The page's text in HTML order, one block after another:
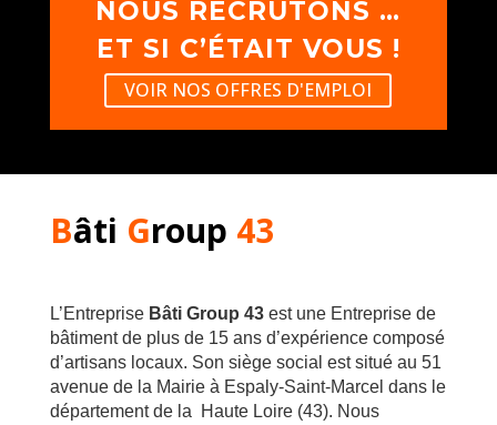
NOUS RECRUTONS …
ET SI C’ÉTAIT VOUS !
VOIR NOS OFFRES D'EMPLOI
Bâti Group 43
L’Entreprise Bâti Group 43 est une Entreprise de
bâtiment de plus de 15 ans d’expérience composé
d’artisans locaux. Son siège social est situé au 51
avenue de la Mairie à Espaly-Saint-Marcel dans le
département de la Haute Loire (43). Nous